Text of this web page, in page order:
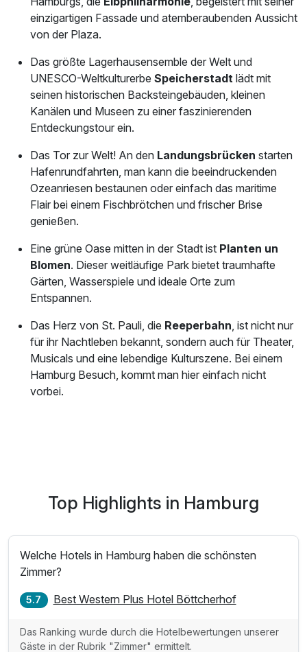
einzigartigen Fassade und atemberaubenden Aussicht
von der Plaza.
Das größte Lagerhausensemble der Welt und
UNESCO-Weltkulturerbe Speicherstadt lädt mit
seinen historischen Backsteingebäuden, kleinen
Kanälen und Museen zu einer faszinierenden
Entdeckungstour ein.
Das Tor zur Welt! An den Landungsbrücken starten
Hafenrundfahrten, man kann die beeindruckenden
Ozeanriesen bestaunen oder einfach das maritime
Flair bei einem Fischbrötchen und frischer Brise
genießen.
Eine grüne Oase mitten in der Stadt ist Planten un
Blomen. Dieser weitläufige Park bietet traumhafte
Gärten, Wasserspiele und ideale Orte zum
Entspannen.
Das Herz von St. Pauli, die Reeperbahn, ist nicht nur
für ihr Nachtleben bekannt, sondern auch für Theater,
Musicals und eine lebendige Kulturszene. Bei einem
Hamburg Besuch, kommt man hier einfach nicht
vorbei.
Top Highlights in Hamburg
Welche Hotels in Hamburg haben die schönsten
Zimmer?
5.7 Best Western Plus Hotel Böttcherhof
Das Ranking wurde durch die Hotelbewertungen unserer
Gäste in der Rubrik "Zimmer" ermittelt.